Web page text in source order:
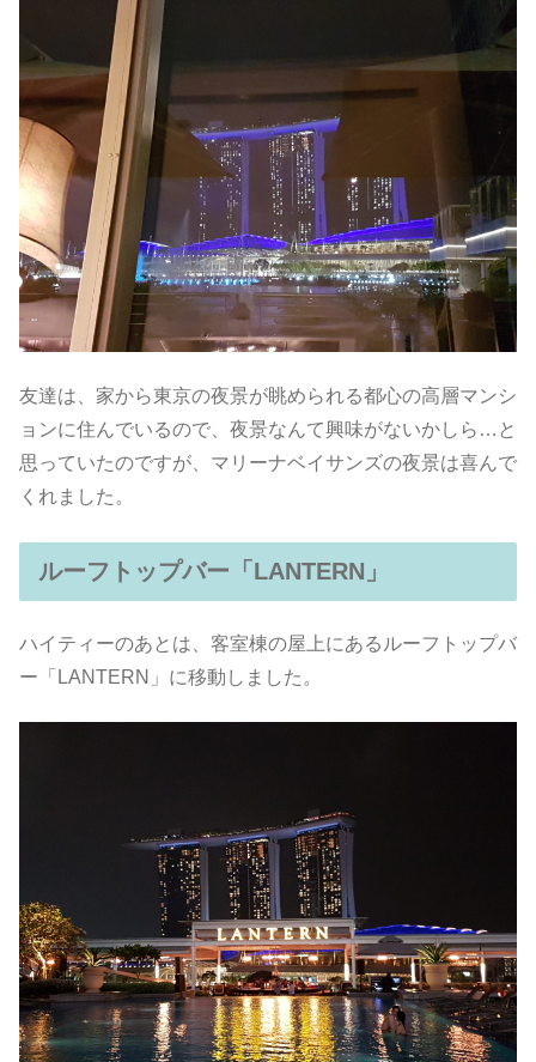
友達は、家から東京の夜景が眺められる都心の高層マンシ
ョンに住んでいるので、夜景なんて興味がないかしら…と
思っていたのですが、マリーナベイサンズの夜景は喜んで
くれました。
ルーフトップバー「LANTERN」
ハイティーのあとは、客室棟の屋上にあるルーフトップバ
ー「LANTERN」に移動しました。